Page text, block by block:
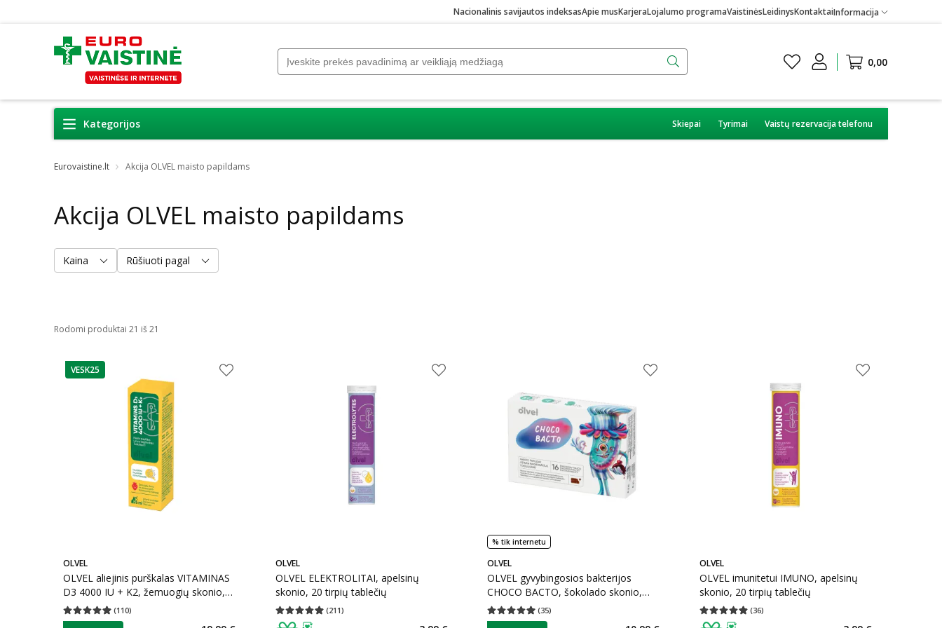
Nacionalinis savijautos indeksasApie musKarjeraLojalumo programaVaistinėsLeidinysKontaktaiInformacija
0,00
Kategorijos Skiepai Tyrimai Vaistų rezervacija telefonu
Eurovaistine.lt Akcija OLVEL maisto papildams
Akcija OLVEL maisto papildams
Kaina Rūšiuoti pagal
Rodomi produktai 21 iš 21
patarimas
VESK25
OLVEL
OLVEL aliejinis purškalas VITAMINAS
D3 4000 IU + K2, žemuogių skonio,
25 ml
(110)
Vidutinis įvertinimas 4.97
OLVEL
OLVEL ELEKTROLITAI, apelsinų
skonio, 20 tirpių tablečių
(211)
Vidutinis įvertinimas 4.95
% tik internetu
OLVEL
OLVEL gyvybingosios bakterijos
CHOCO BACTO, šokolado skonio,
nuo 3 m., 16 tablečių
(35)
Vidutinis įvertinimas 4.97
OLVEL
OLVEL imunitetui IMUNO, apelsinų
skonio, 20 tirpių tablečių
(36)
Vidutinis įvertinimas 4.92